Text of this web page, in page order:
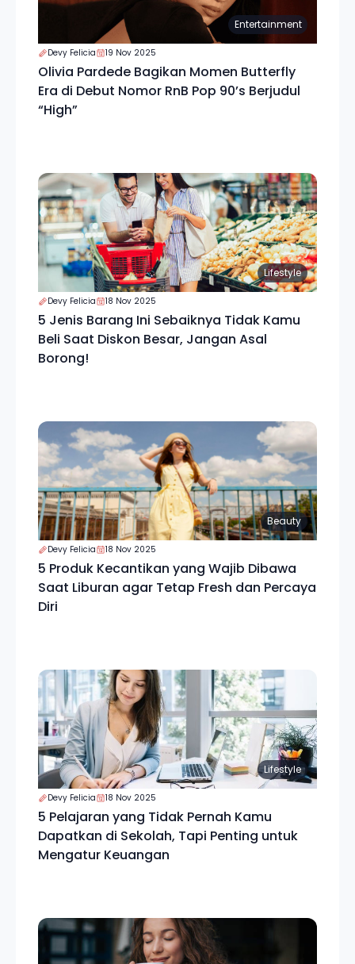
Entertainment
Devy Felicia 19 Nov 2025
Olivia Pardede Bagikan Momen Butterfly
Era di Debut Nomor RnB Pop 90’s Berjudul
“High”
Lifestyle
Devy Felicia 18 Nov 2025
5 Jenis Barang Ini Sebaiknya Tidak Kamu
Beli Saat Diskon Besar, Jangan Asal
Borong!
Beauty
Devy Felicia 18 Nov 2025
5 Produk Kecantikan yang Wajib Dibawa
Saat Liburan agar Tetap Fresh dan Percaya
Diri
Lifestyle
Devy Felicia 18 Nov 2025
5 Pelajaran yang Tidak Pernah Kamu
Dapatkan di Sekolah, Tapi Penting untuk
Mengatur Keuangan